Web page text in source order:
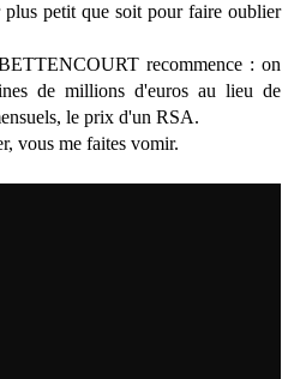
plus petit que soit pour faire oublier
recommence : on
de millions d'euros au lieu de
le prix d'un RSA.
vous me faites vomir.